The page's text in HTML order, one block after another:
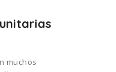
muchos